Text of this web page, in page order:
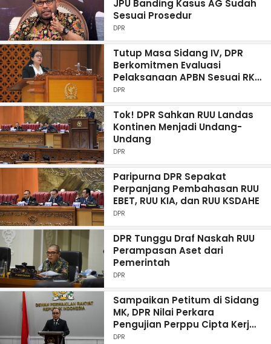
JPU Banding Kasus AG Sudah
Sesuai Prosedur
DPR
Tutup Masa Sidang IV, DPR
Berkomitmen Evaluasi
Pelaksanaan APBN Sesuai RKP
2023
DPR
Tok! DPR Sahkan RUU Landas
Kontinen Menjadi Undang-
Undang
DPR
Paripurna DPR Sepakat
Perpanjang Pembahasan RUU
EBET, RUU KIA, dan RUU KSDAHE
DPR
DPR Tunggu Draf Naskah RUU
Perampasan Aset dari
Pemerintah
DPR
Sampaikan Petitum di Sidang
MK, DPR Nilai Perkara
Pengujian Perppu Cipta Kerja
Tidak Relevan
DPR